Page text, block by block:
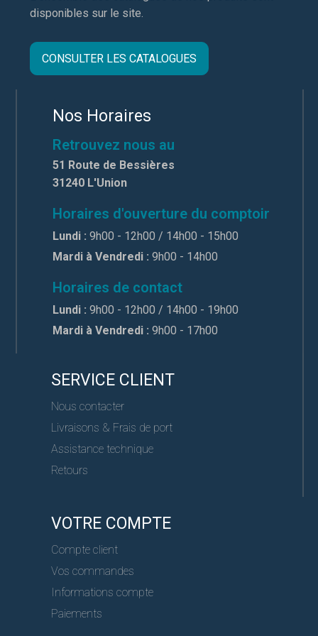
disponibles sur le site.
CONSULTER LES CATALOGUES
Nos Horaires
Retrouvez nous au
51 Route de Bessières
31240 L'Union
Horaires d'ouverture du comptoir
Lundi : 9h00 - 12h00 / 14h00 - 15h00
Mardi à Vendredi : 9h00 - 14h00
Horaires de contact
Lundi : 9h00 - 12h00 / 14h00 - 19h00
Mardi à Vendredi : 9h00 - 17h00
SERVICE CLIENT
Nous contacter
Livraisons & Frais de port
Assistance technique
Retours
VOTRE COMPTE
Compte client
Vos commandes
Informations compte
Paiements